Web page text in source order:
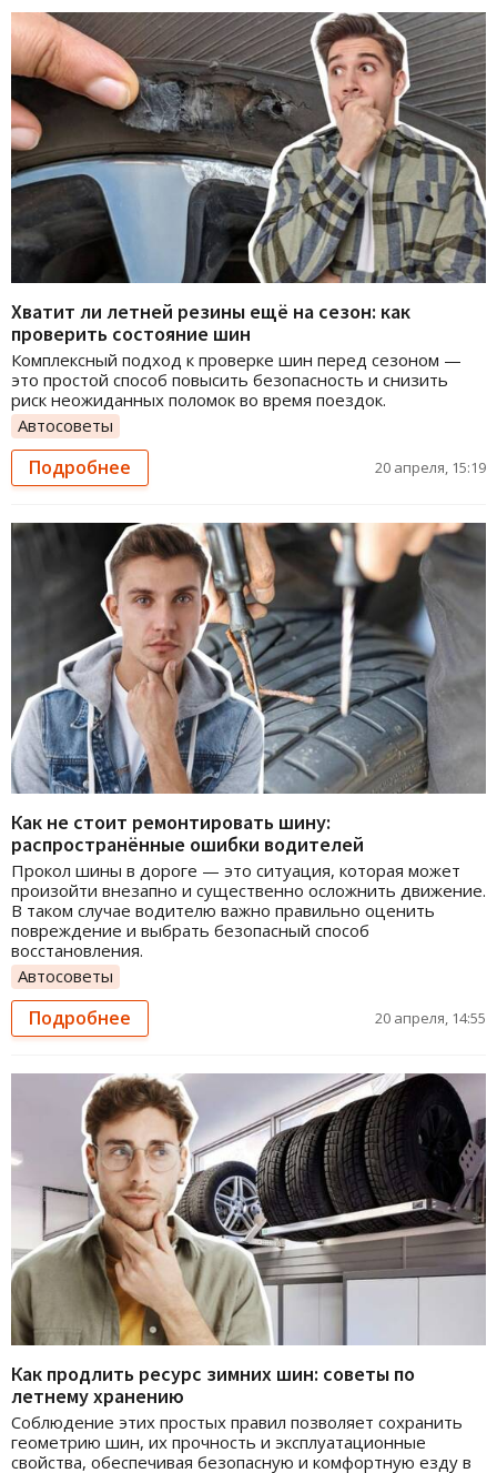
Хватит ли летней резины ещё на сезон: как
проверить состояние шин
Комплексный подход к проверке шин перед сезоном —
это простой способ повысить безопасность и снизить
риск неожиданных поломок во время поездок.
Автосоветы
Подробнее 20 апреля, 15:19
Как не стоит ремонтировать шину:
распространённые ошибки водителей
Прокол шины в дороге — это ситуация, которая может
произойти внезапно и существенно осложнить движение.
В таком случае водителю важно правильно оценить
повреждение и выбрать безопасный способ
восстановления.
Автосоветы
Подробнее 20 апреля, 14:55
Как продлить ресурс зимних шин: советы по
летнему хранению
Соблюдение этих простых правил позволяет сохранить
геометрию шин, их прочность и эксплуатационные
свойства, обеспечивая безопасную и комфортную езду в